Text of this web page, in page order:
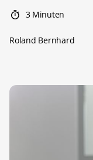
3 Minuten
Roland Bernhard